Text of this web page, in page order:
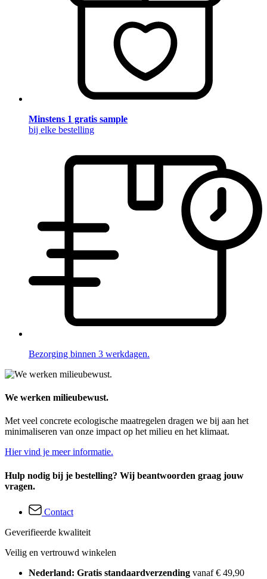
Minstens 1 gratis sample
bij elke bestelling
Bezorging binnen 3 werkdagen.
We werken milieubewust.
Met veel concrete ecologische maatregelen dragen we bij aan het
minimaliseren van onze impact op het milieu en het klimaat.
Hier vind je meer informatie.
Hulp nodig bij je bestelling? Wij beantwoorden graag jouw
vragen.
Contact
Geverifieerde kwaliteit
Veilig en vertrouwd winkelen
Nederland: Gratis standaardverzending vanaf € 49,90